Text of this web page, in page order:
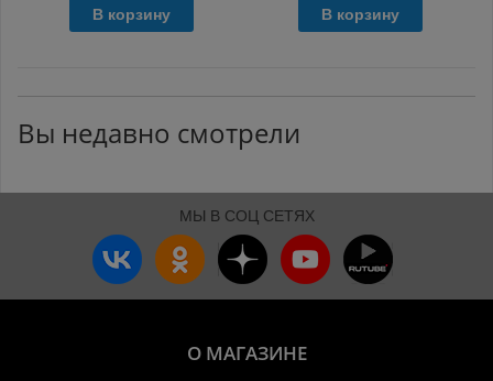
В корзину В корзину
Вы недавно смотрели
МЫ В СОЦ СЕТЯХ
О МАГАЗИНЕ